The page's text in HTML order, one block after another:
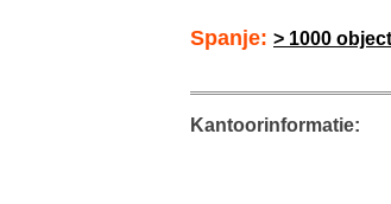
Spanje: > 1000
Kantoorinformatie: